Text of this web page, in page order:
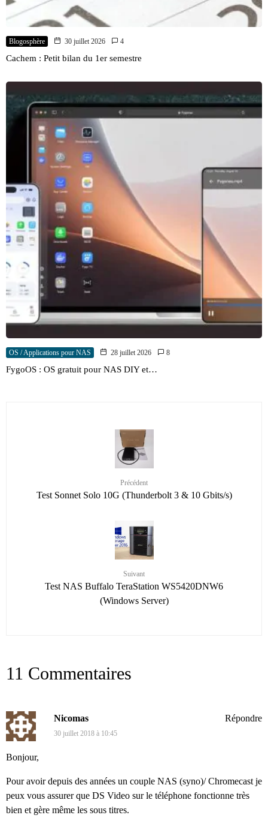
Blogosphère 30 juillet 2026 4
Cachem : Petit bilan du 1er semestre
OS / Applications pour NAS 28 juillet 2026 8
FygoOS : OS gratuit pour NAS DIY et…
Précédent
Test Sonnet Solo 10G (Thunderbolt 3 & 10 Gbits/s)
Suivant
Test NAS Buffalo TeraStation WS5420DNW6
(Windows Server)
11 Commentaires
Nicomas
30 juillet 2018 à 10:45
Bonjour,
Pour avoir depuis des années un couple NAS (syno)/ Chromecast je
peux vous assurer que DS Video sur le téléphone fonctionne très
bien et gère même les sous titres.
Répondre